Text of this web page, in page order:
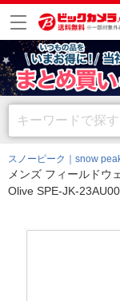
スノーピーク｜snow
メンズ フィールドウ
Olive SPE-JK-